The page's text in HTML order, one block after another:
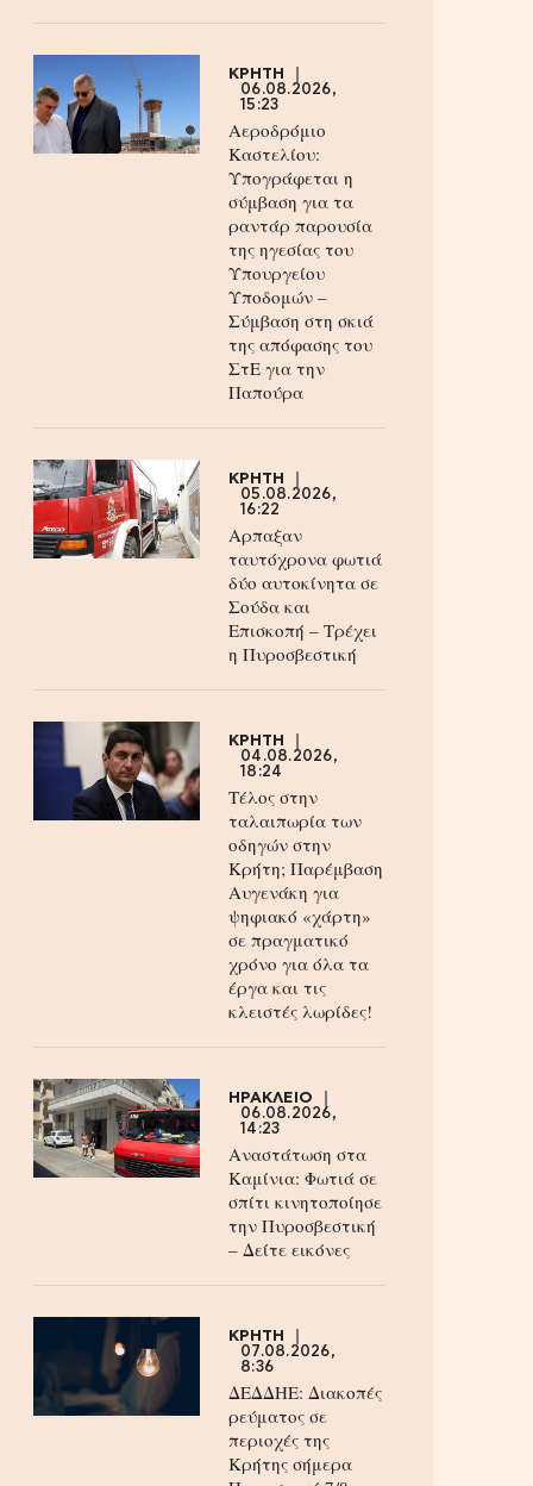
ΚΡΗΤΗ
06.08.2026,
15:23
Αεροδρόμιο
Καστελίου:
Υπογράφεται η
σύμβαση για τα
ραντάρ παρουσία
της ηγεσίας του
Υπουργείου
Υποδομών –
Σύμβαση στη σκιά
της απόφασης του
ΣτΕ για την
Παπούρα
ΚΡΗΤΗ
05.08.2026,
16:22
Αρπαξαν
ταυτόχρονα φωτιά
δύο αυτοκίνητα σε
Σούδα και
Επισκοπή – Τρέχει
η Πυροσβεστική
ΚΡΗΤΗ
04.08.2026,
18:24
Τέλος στην
ταλαιπωρία των
οδηγών στην
Κρήτη; Παρέμβαση
Αυγενάκη για
ψηφιακό «χάρτη»
σε πραγματικό
χρόνο για όλα τα
έργα και τις
κλειστές λωρίδες!
ΗΡΑΚΛΕΙΟ
06.08.2026,
14:23
Αναστάτωση στα
Καμίνια: Φωτιά σε
σπίτι κινητοποίησε
την Πυροσβεστική
– Δείτε εικόνες
ΚΡΗΤΗ
07.08.2026,
8:36
ΔΕΔΔΗΕ: Διακοπές
ρεύματος σε
περιοχές της
Κρήτης σήμερα